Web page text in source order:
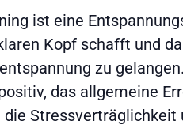
ist eine
Kopf schafft und
zu
das allgemeine